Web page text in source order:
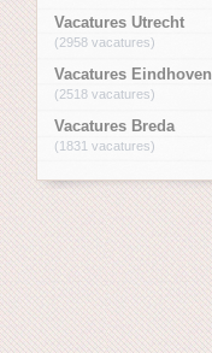
Vacatures Utrecht
(2958 vacatures)
Vacatures Eindhoven
(2518 vacatures)
Vacatures Breda
(1831 vacatures)